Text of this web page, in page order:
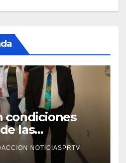
condiciones
las
Departamento
Mayagüez
NOTICIASPRTV